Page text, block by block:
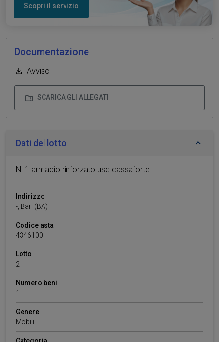
Scopri il servizio
Documentazione
Avviso
SCARICA GLI ALLEGATI
Dati del lotto
N. 1 armadio rinforzato uso cassaforte.
Indirizzo
-, Bari (BA)
Codice asta
4346100
Lotto
2
Numero beni
1
Genere
Mobili